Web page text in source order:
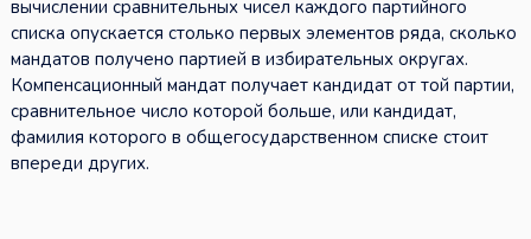
вычислении сравнительных чисел каждого партийного
списка опускается столько первых элементов ряда, сколько
мандатов получено партией в избирательных округах.
Компенсационный мандат получает кандидат от той партии,
сравнительное число которой больше, или кандидат,
фамилия которого в общегосударственном списке стоит
впереди других.